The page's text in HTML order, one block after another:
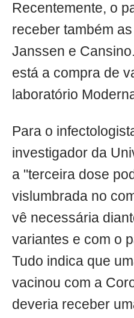
Recentemente, o
receber também
Janssen e
está a compra de
laboratório
Para o
investigador da
a "terceira dose
vislumbrada no
vê necessária
variantes e com o
Tudo indica que
vacinou com a
deveria receber